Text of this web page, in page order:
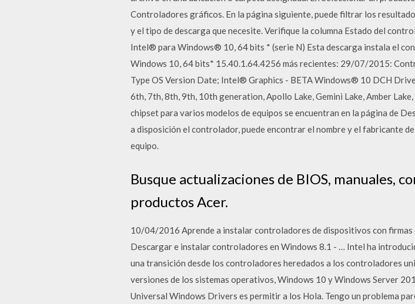
Controladores gráficos. En la página siguiente, puede filtrar los
y el tipo de descarga que necesite. Verifique la columna Estado del
Intel® para Windows® 10, 64 bits * (serie N) Esta descarga instala el
Windows 10, 64 bits* 15.40.1.64.4256 más recientes: 29/07/2015:
Type OS Version Date; Intel® Graphics - BETA Windows® 10 DCH
6th, 7th, 8th, 9th, 10th generation, Apollo Lake, Gemini Lake, Amber
chipset para varios modelos de equipos se encuentran en la página de
a disposición el controlador, puede encontrar el nombre y el fabricante
equipo.
Busque actualizaciones de BIOS, manuales,
productos Acer.
10/04/2016 Aprende a instalar controladores de dispositivos con
Descargar e instalar controladores en Windows 8.1 - … Intel ha
una transición desde los controladores heredados a los controladores
versiones de los sistemas operativos, Windows 10 y Windows Server
Universal Windows Drivers es permitir a los Hola. Tengo un problema